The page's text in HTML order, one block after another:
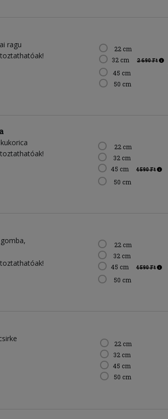
ragu
22 cm
32 cm 2 690 Ft
45 cm
50 cm
kukorica
22 cm
32 cm
45 cm 4 590 Ft
50 cm
gomba
22 cm
32 cm
45 cm 4 590 Ft
50 cm
22 cm
32 cm
45 cm
50 cm